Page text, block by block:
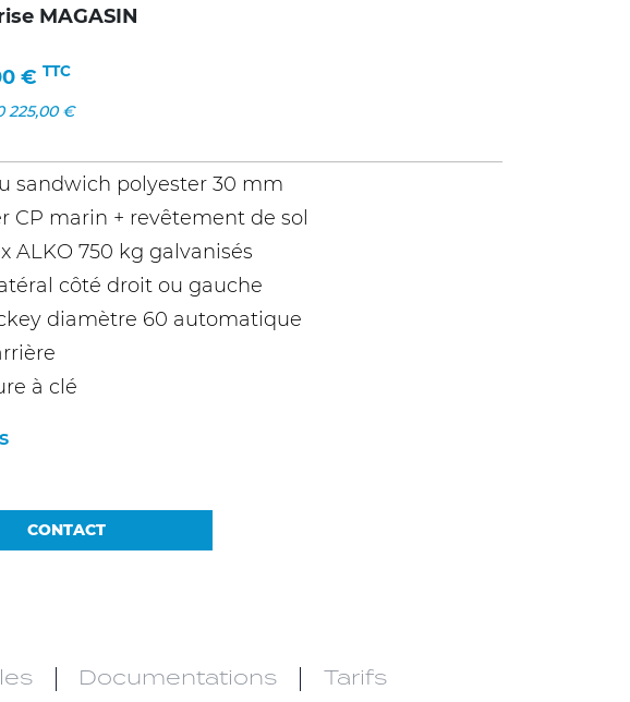
MAGASIN
€ TTC
225,00€
sandwich polyester 30 mm
CP marin + revêtement de sol
ALKO 750 kg galvanisés
côté droit ou gauche
diamètre 60 automatique
à clé
CONTACT
Documentations Tarifs